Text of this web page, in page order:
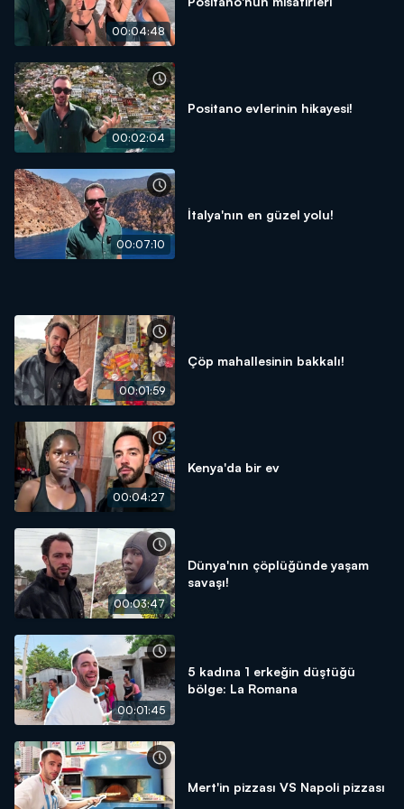
00:04:48
00:02:04
Positano evlerinin hikayesi!
00:07:10
İtalya'nın en güzel yolu!
00:01:59
Çöp mahallesinin bakkalı!
00:04:27
Kenya'da bir ev
00:03:47
Dünya'nın çöplüğünde yaşam
savaşı!
00:01:45
5 kadına 1 erkeğin düştüğü
bölge: La Romana
Mert'in pizzası VS Napoli pizzası